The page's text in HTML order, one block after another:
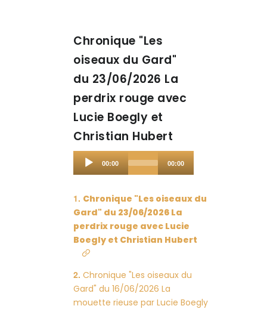
Chronique "Les
oiseaux du Gard"
du 23/06/2026 La
perdrix rouge avec
Lucie Boegly et
Christian Hubert
Audio
Player
00:00 00:00
Chronique "Les oiseaux du
Gard" du 23/06/2026 La
perdrix rouge avec Lucie
Boegly et Christian Hubert
Chronique "Les oiseaux du
Gard" du 16/06/2026 La
mouette rieuse par Lucie Boegly